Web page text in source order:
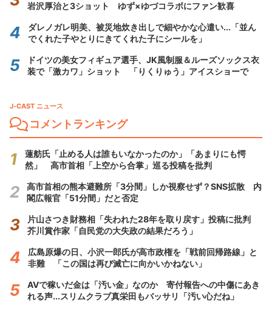
岩沢厚治と3ショット ゆず×ゆづコラボにファン歓喜
ダレノガレ明美、被災地炊き出しで細やかな心遣い...「並ん
でくれた子やとりにきてくれた子にシールを」
ドイツの美女フィギュア選手、JK風制服＆ルーズソックス衣
装で「激カワ」ショット 「りくりゅう」アイスショーで
J-CAST ニュース
コメントランキング
蓮舫氏「止める人は誰もいなかったのか」「あまりにも愕
然」 高市首相「上空から合掌」巡る投稿を批判
高市首相の熊本避難所「3分間」しか視察せず？SNS拡散 内
閣広報官「51分間」だと否定
片山さつき財務相「失われた28年を取り戻す」投稿に批判
芥川賞作家「自民党の大失政の結果だろう」
広島原爆の日、小沢一郎氏が高市政権を「戦前回帰路線」と
非難 「この国は再び滅亡に向かいかねない」
AVで稼いだ金は「汚い金」なのか 寄付報告への中傷にあき
れる声...スリムクラブ真栄田もバッサリ「汚い心だね」